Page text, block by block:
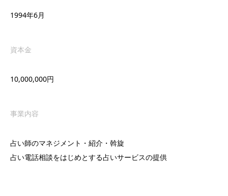
1994年6月
資本金
10,000,000円
事業内容
占い師のマネジメント・紹介・斡旋
占い電話相談をはじめとする占いサービスの提供